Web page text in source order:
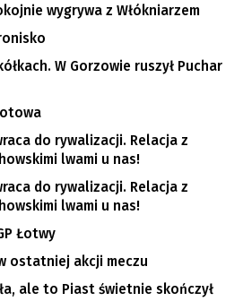
wygrywa z Włókniarzem
W Gorzowie ruszył Puchar
do rywalizacji. Relacja z
lwami u nas!
do rywalizacji. Relacja z
lwami u nas!
Łotwy
ostatniej akcji meczu
ale to Piast świetnie skończył